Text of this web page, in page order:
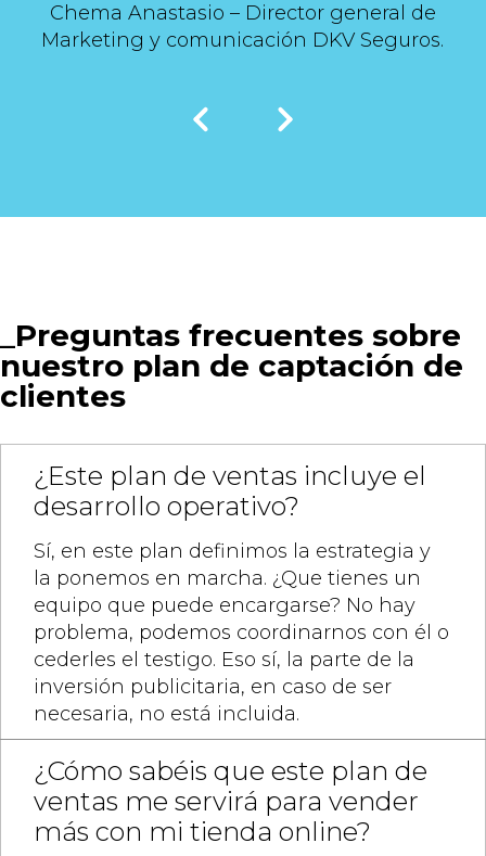
Chema Anastasio – Director general de
Marketing y comunicación DKV Seguros.
Preguntas frecuentes sobre
nuestro plan de captación de
clientes
¿Este plan de ventas incluye el
desarrollo operativo?
Sí, en este plan definimos la estrategia y
la ponemos en marcha. ¿Que tienes un
equipo que puede encargarse? No hay
problema, podemos coordinarnos con él o
cederles el testigo. Eso sí, la parte de la
inversión publicitaria, en caso de ser
necesaria, no está incluida.
¿Cómo sabéis que este plan de
ventas me servirá para vender
más con mi tienda online?